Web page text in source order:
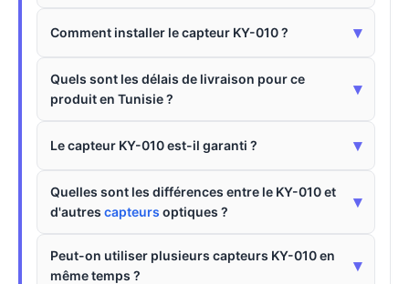
Comment installer le capteur KY-010 ? ▾
Quels sont les délais de livraison pour ce
produit en Tunisie ?
▾
Le capteur KY-010 est-il garanti ? ▾
Quelles sont les différences entre le KY-010 et
d'autres capteurs optiques ?
▾
Peut-on utiliser plusieurs capteurs KY-010 en
même temps ?
▾